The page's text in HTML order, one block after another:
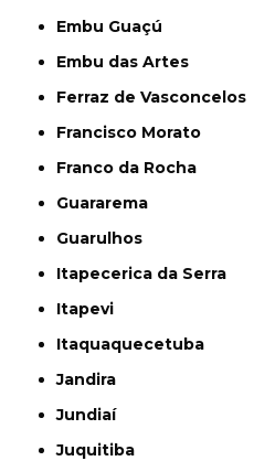
Embu Guaçú
Embu das Artes
Ferraz de Vasconcelos
Francisco Morato
Franco da Rocha
Guararema
Guarulhos
Itapecerica da Serra
Itapevi
Itaquaquecetuba
Jandira
Jundiaí
Juquitiba